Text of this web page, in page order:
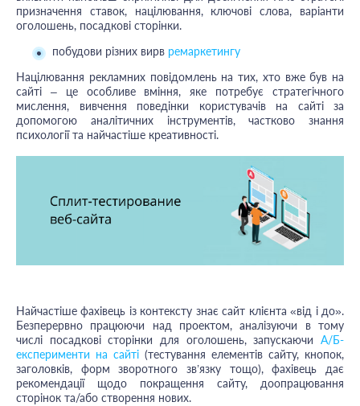
призначення ставок, націлювання, ключові слова, варіанти
оголошень, посадкові сторінки.
побудови різних вирв ремаркетингу
Націлювання рекламних повідомлень на тих, хто вже був на
сайті – це особливе вміння, яке потребує стратегічного
мислення, вивчення поведінки користувачів на сайті за
допомогою аналітичних інструментів, частково знання
психології та найчастіше креативності.
Найчастіше фахівець із контексту знає сайт клієнта «від і до».
Безперервно працюючи над проектом, аналізуючи в тому
числі посадкові сторінки для оголошень, запускаючи А/Б-
експерименти на сайті (тестування елементів сайту, кнопок,
заголовків, форм зворотного зв’язку тощо), фахівець дає
рекомендації щодо покращення сайту, доопрацювання
сторінок та/або створення нових.